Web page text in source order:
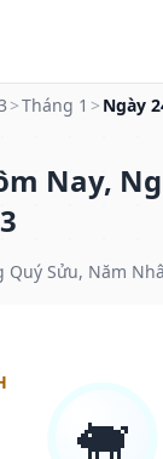
>Tháng 1 > Ngày
Nay,
Quý Sửu, Năm
🐖